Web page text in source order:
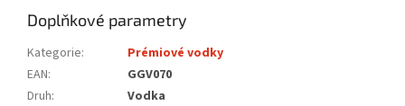
Doplňkové parametry
Kategorie:
Prémiové vodky
EAN:
GGV070
Druh:
Vodka